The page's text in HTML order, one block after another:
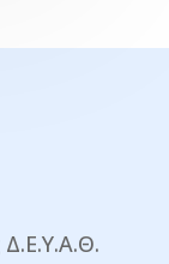
Δ.Ε.Υ.Α.Θ.